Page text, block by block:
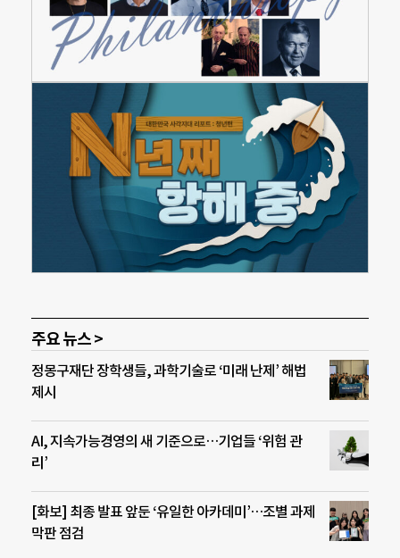
주요 뉴스 >
정몽구재단 장학생들, 과학기술로 ‘미래 난제’ 해법
제시
AI, 지속가능경영의 새 기준으로…기업들 ‘위험 관
리’
[화보] 최종 발표 앞둔 ‘유일한 아카데미’…조별 과제
막판 점검